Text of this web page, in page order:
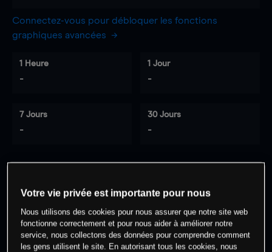
Connectez-vous pour débloquer les fonctions
graphiques avancées
1 Heure
-
1 Jour
-
7 Jours
-
30 Jours
-
cet actif
Commencez à trader
Votre vie privée est importante pour nous
Nous utilisons des cookies pour nous assurer que notre site web
fonctionne correctement et pour nous aider à améliorer notre
service, nous collectons des données pour comprendre comment
les gens utilisent le site. En autorisant tous les cookies, nous